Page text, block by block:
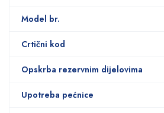
Model br.
Crtični kod
Opskrba rezervnim dijelovima
Upotreba pećnice